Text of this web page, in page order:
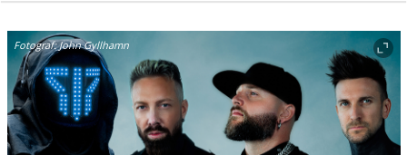
Fotograf:John Gyllhamn